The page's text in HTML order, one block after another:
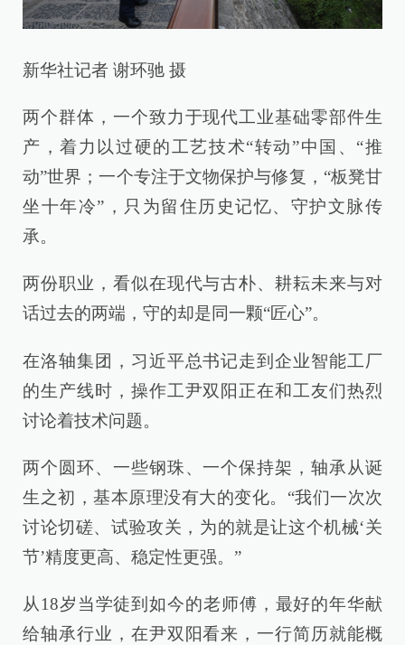
新华社记者 谢环驰 摄
两个群体，一个致力于现代工业基础零部件生
产，着力以过硬的工艺技术“转动”中国、“推
动”世界；一个专注于文物保护与修复，“板凳甘
坐十年冷”，只为留住历史记忆、守护文脉传
承。
两份职业，看似在现代与古朴、耕耘未来与对
话过去的两端，守的却是同一颗“匠心”。
在洛轴集团，习近平总书记走到企业智能工厂
的生产线时，操作工尹双阳正在和工友们热烈
讨论着技术问题。
两个圆环、一些钢珠、一个保持架，轴承从诞
生之初，基本原理没有大的变化。“我们一次次
讨论切磋、试验攻关，为的就是让这个机械‘关
节’精度更高、稳定性更强。”
从18岁当学徒到如今的老师傅，最好的年华献
给轴承行业，在尹双阳看来，一行简历就能概